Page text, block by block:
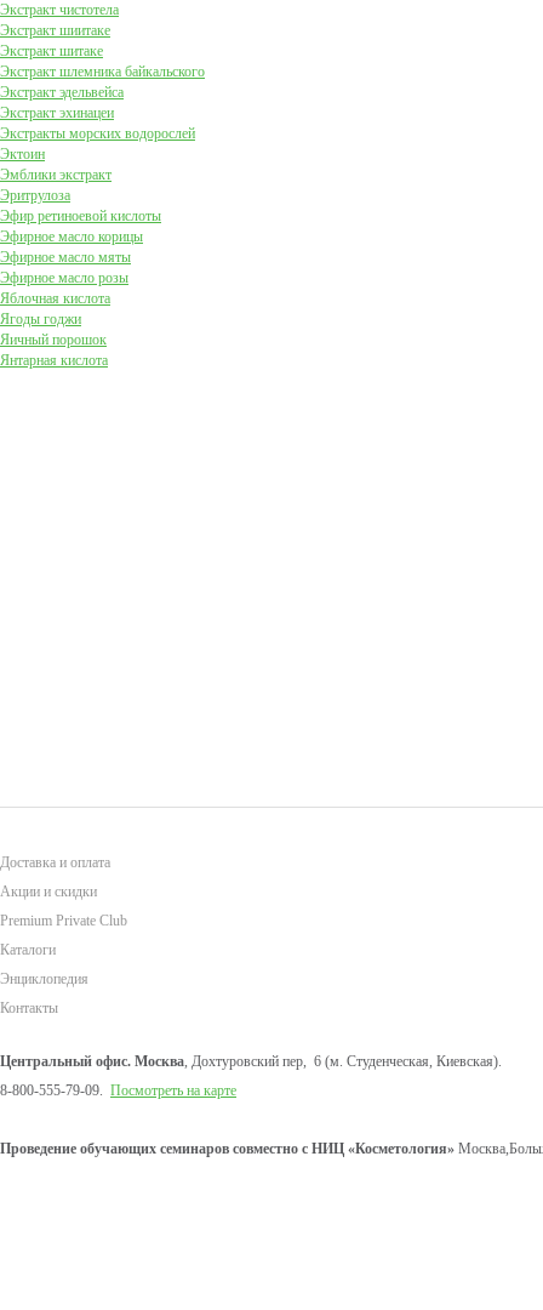
Экстракт чистотела
Экстракт шиитаке
Экстракт шитаке
Экстракт шлемника байкальского
Экстракт эдельвейса
Экстракт эхинацеи
Экстракты морских водорослей
Эктоин
Эмблики экстракт
Эритрулоза
Эфир ретиноевой кислоты
Эфирное масло корицы
Эфирное масло мяты
Эфирное масло розы
Яблочная кислота
Ягоды годжи
Яичный порошок
Янтарная кислота
Доставка и оплата
Акции и скидки
Premium Private Club
Каталоги
Энциклопедия
Контакты
Центральный офис. Москва, Дохтуровский пер, 6 (м. Студенческая, Киевская).
8-800-555-79-09. Посмотреть на карте
Проведение обучающих семинаров совместно с НИЦ «Косметология»